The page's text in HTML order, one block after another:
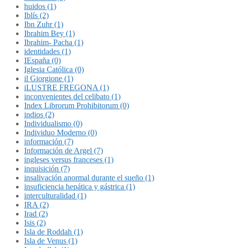
huidos (1)
Iblís (2)
Ibn Zuhr (1)
Ibrahim Bey (1)
Ibrahim- Pacha (1)
identidades (1)
IEspaña (0)
Iglesia Católica (0)
il Giorgione (1)
iLUSTRE FREGONA (1)
inconvenientes del celibato (1)
Index Librorum Prohibitorum (0)
indios (2)
Individualismo (0)
Individuo Moderno (0)
información (7)
Información de Argel (7)
ingleses versus franceses (1)
inquisición (7)
insalivación anormal durante el sueño (1)
insuficiencia hepática y gástrica (1)
interculturalidad (1)
IRA (2)
Irad (2)
Isis (2)
Isla de Roddah (1)
Isla de Venus (1)